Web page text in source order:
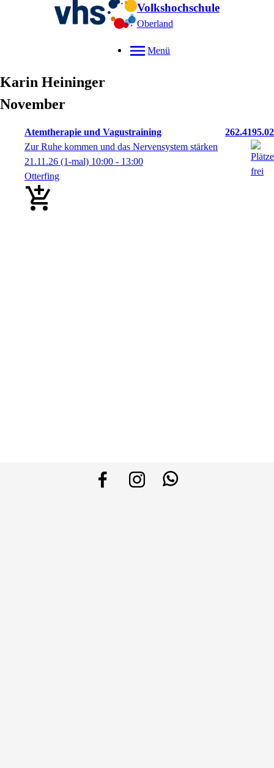
Volkshochschule
Oberland
Menü
Karin Heininger
November
Atemtherapie und Vagustraining
262.4195.02
Zur Ruhe kommen und das Nervensystem stärken
21.11.26 (1-mal) 10:00 - 13:00
Otterfing